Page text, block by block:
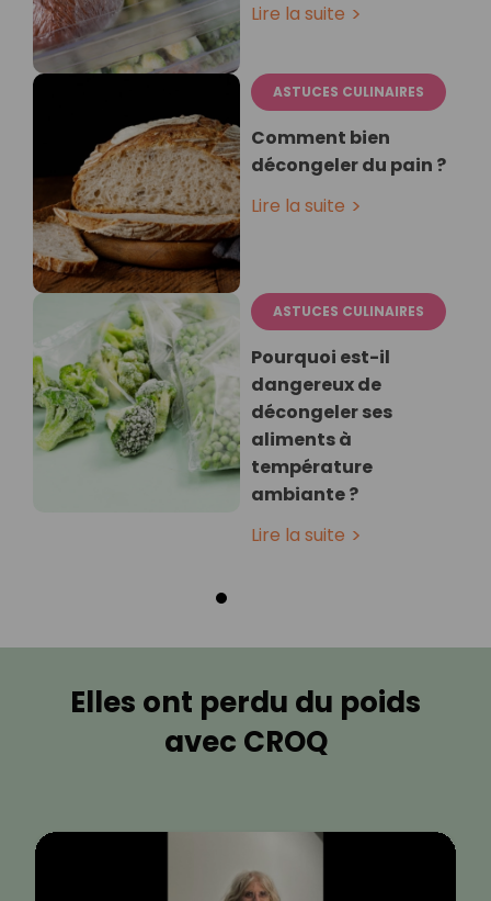
Lire la suite
ASTUCES CULINAIRES
Comment bien
décongeler du pain ?
Lire la suite
ASTUCES CULINAIRES
Pourquoi est-il
dangereux de
décongeler ses
aliments à
température
ambiante ?
Lire la suite
Elles ont perdu du poids
avec CROQ